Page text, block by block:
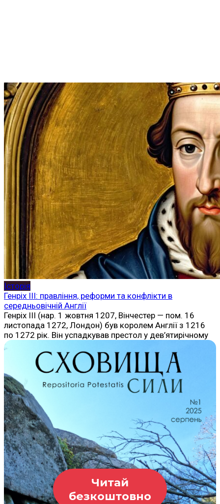
Історія
Генріх III: правління, реформи та конфлікти в
середньовічній Англії
Генріх III (нар. 1 жовтня 1207, Вінчестер — пом. 16
листопада 1272, Лондон) був королем Англії з 1216
по 1272 рік. Він успадкував престол у дев’ятирічному
Читай
безкоштовно